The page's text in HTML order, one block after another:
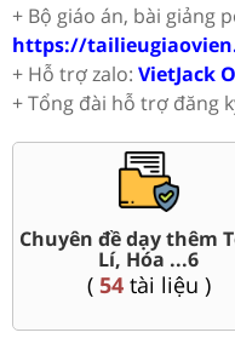
+ Bộ giáo án, bài giảng
https://
+ Hỗ trợ zalo: VietJack
+ Tổng đài hỗ trợ đăng
sai 6 Đề thi giữa
(141